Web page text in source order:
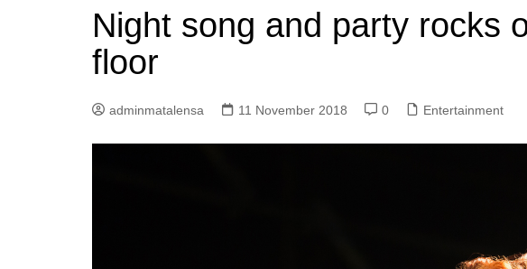
Night song and party rocks
floor
adminmatalensa 11 November 2018 0 Entertainment